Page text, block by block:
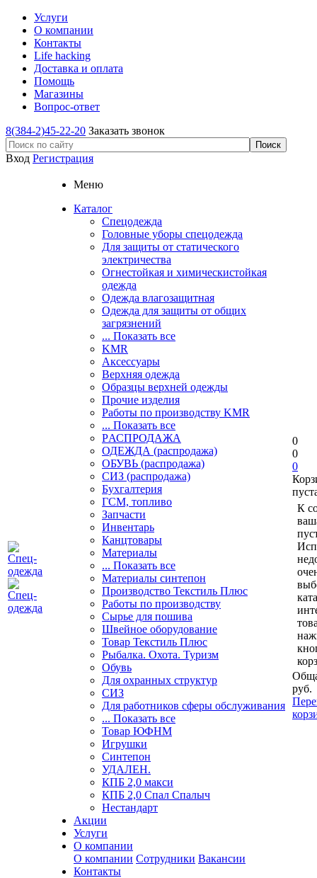
Услуги
О компании
Контакты
Life hacking
Доставка и оплата
Помощь
Магазины
Вопрос-ответ
8(384-2)45-22-20 Заказать звонок
Вход Регистрация
Меню
Каталог
Спецодежда
Головные уборы спецодежда
Для защиты от статического
электричества
Огнестойкая и химическистойкая
одежда
Одежда влагозащитная
Одежда для защиты от общих
загрязнений
... Показать все
KMR
Аксессуары
Верхняя одежда
Образцы верхней одежды
Прочие изделия
Работы по производству KMR
... Показать все
PАСПРОДАЖА
ОДЕЖДА (распродажа)
ОБУВЬ (распродажа)
СИЗ (распродажа)
Бухгалтерия
ГСМ, топливо
Запчасти
Инвентарь
Канцтовары
Материалы
... Показать все
Материалы синтепон
Производство Текстиль Плюс
Работы по производству
Сырье для пошива
Швейное оборудование
Товар Текстиль Плюс
Рыбалка. Охота. Туризм
Обувь
Для охранных структур
СИЗ
Для работников сферы обслуживания
... Показать все
Товар ЮФНМ
Игрушки
Синтепон
УДАЛЕН.
КПБ 2,0 макси
КПБ 2,0 Спал Спалыч
Нестандарт
Акции
Услуги
О компании
О компании Сотрудники Вакансии
Контакты
0
0
0
К
руб.